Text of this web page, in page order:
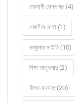
দেবযানী সেনগুপ্ত (4)
দেবাশিস সাহা (1)
নবকুমার মাইতি (10)
নিশা তালুকদার (2)
নীলম সামন্ত (20)